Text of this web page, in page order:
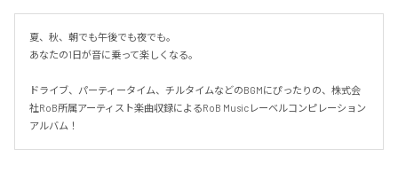
夏、秋、朝でも午後でも夜でも。
あなたの1日が音に乗って楽しくなる。
ドライブ、パーティータイム、チルタイムなどのBGMにぴったりの、株式会
社RoB所属アーティスト楽曲収録によるRoB Musicレーベルコンピレーション
アルバム！